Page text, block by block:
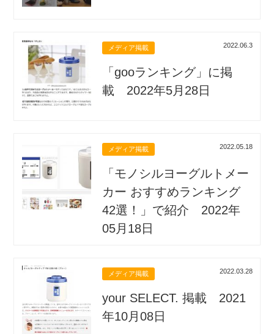
メディア掲載 2022.06.3
「gooランキング」に掲
載 2022年5月28日
メディア掲載 2022.05.18
「モノシルヨーグルトメー
カー おすすめランキング
42選！」で紹介 2022年
05月18日
メディア掲載 2022.03.28
your SELECT. 掲載 2021
年10月08日